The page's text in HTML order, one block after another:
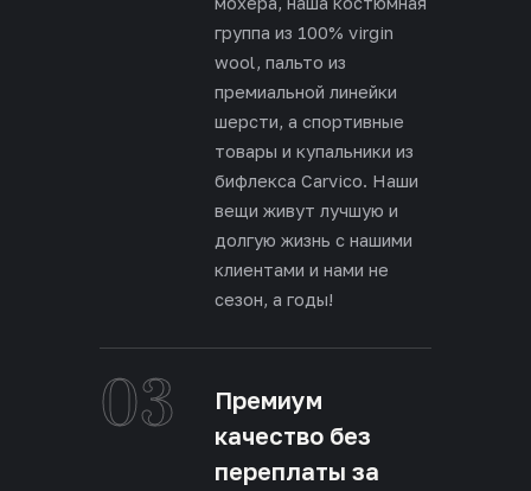
группа из 100% virgin
wool, пальто из
премиальной линейки
шерсти, а спортивные
товары и купальники из
бифлекса Carvico. Наши
вещи живут лучшую и
долгую жизнь с нашими
клиентами и нами не
сезон, а годы!
03
Премиум
качество без
переплаты за